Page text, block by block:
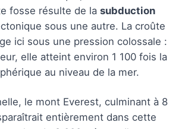
fosse résulte de la subduction
sous une autre. La croûte
ici sous une pression colossale :
elle atteint environ 1 100 fois la
au niveau de la mer.
le mont Everest, culminant à 8
entièrement dans cette